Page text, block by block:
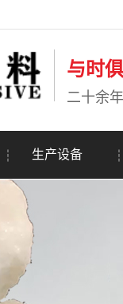
与时
二十余
生产设备